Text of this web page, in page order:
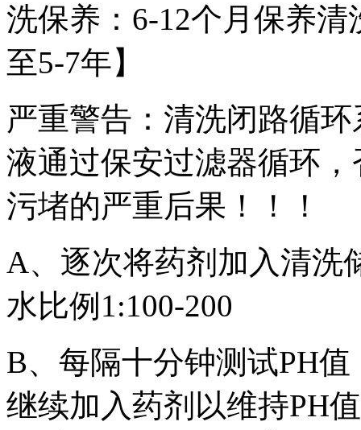
洗保养：6-12个月保养
至5-7年】
严重警告：清洗闭路循
液通过保安过滤器循环
污堵的严重后果！！！
A、逐次将药剂加入清洗
水比例1:100-200
B、每隔十分钟测试PH
继续加入药剂以维持PH